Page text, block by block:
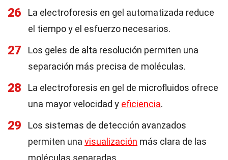
26
La electroforesis en gel automatizada reduce
el tiempo y el esfuerzo necesarios.
27
Los geles de alta resolución permiten una
separación más precisa de moléculas.
28
La electroforesis en gel de microfluidos ofrece
una mayor velocidad y eficiencia.
29
Los sistemas de detección avanzados
permiten una visualización más clara de las
moléculas separadas.